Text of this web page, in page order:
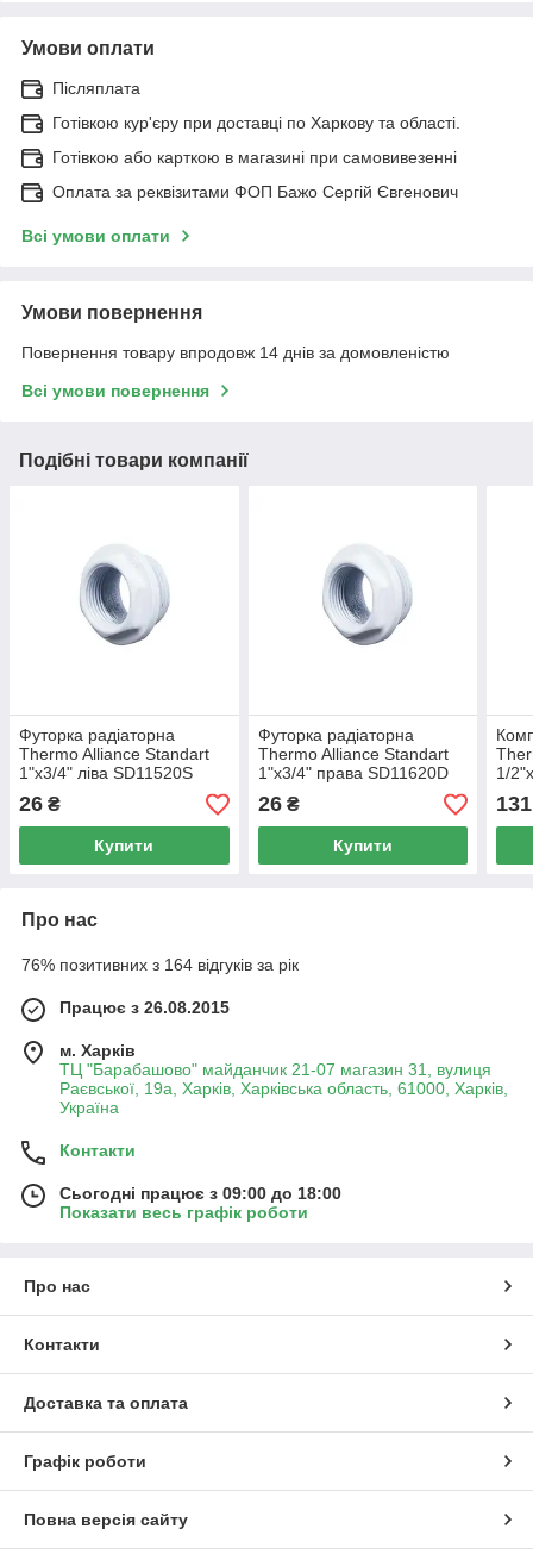
Умови оплати
Післяплата
Готівкою кур'єру при доставці по Харкову та області.
Готівкою або карткою в магазині при самовивезенні
Оплата за реквізитами ФОП Бажо Сергій Євгенович
Всі умови оплати
Умови повернення
Повернення товару впродовж 14 днів за домовленістю
Всі умови повернення
Подібні товари компанії
Футорка радіаторна
Thermo Alliance Standart
1"х3/4" ліва SD11520S
26 ₴
Купити
Футорка радіаторна
Thermo Alliance Standart
1"х3/4" права SD11620D
26₴
Купити
1/
131
Про нас
76% позитивних з 164 відгуків за рік
Працює з 26.08.2015
м. Харків
ТЦ "Барабашово" майданчик 21-07 магазин 31, вулиця
Раєвської, 19а, Харків, Харківська область, 61000, Харків,
Україна
Контакти
Сьогодні працює з 09:00 до 18:00
Показати весь графік роботи
Про нас
Контакти
Доставка та оплата
Графік роботи
Повна версія сайту